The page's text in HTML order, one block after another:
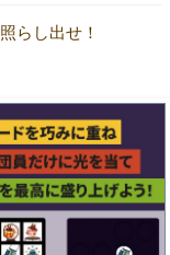
らし出せ！